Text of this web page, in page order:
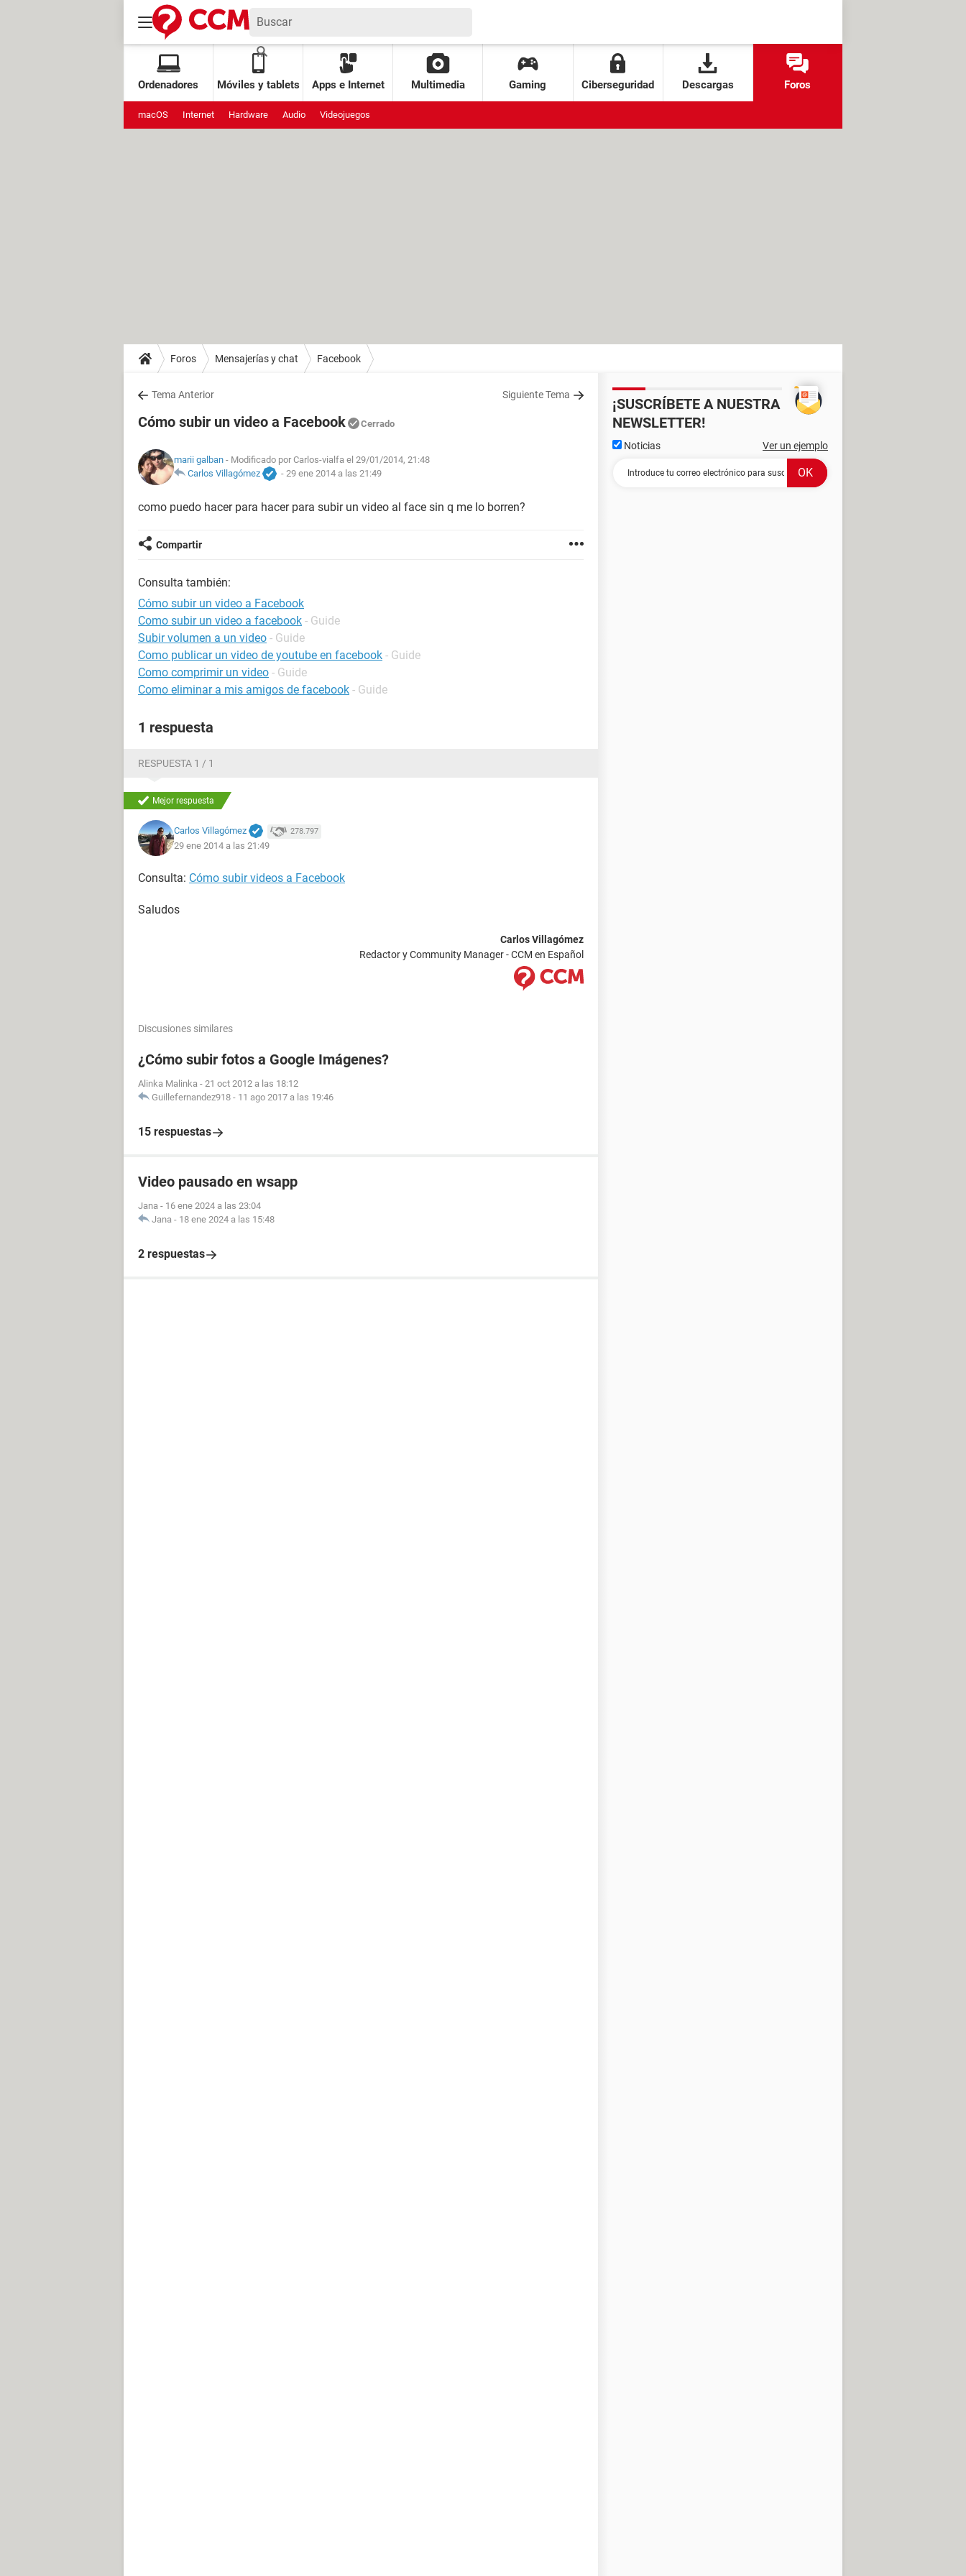
Ordenadores Móviles y tablets Apps e Internet Multimedia Gaming Ciberseguridad Descargas Foros
macOS Internet Hardware Audio Videojuegos
Foros Mensajerías y chat Facebook
Tema Anterior Siguiente Tema
Cómo subir un video a Facebook Cerrado
marii galban - Modificado por Carlos-vialfa el 29/01/2014, 21:48
Carlos Villagómez
- 29 ene 2014 a las 21:49
como puedo hacer para hacer para subir un video al face sin q me lo borren?
Compartir
Consulta también:
Cómo subir un video a Facebook
Como subir un video a facebook - Guide
Subir volumen a un video - Guide
Como publicar un video de youtube en facebook - Guide
Como comprimir un video - Guide
Como eliminar a mis amigos de facebook - Guide
1 respuesta
RESPUESTA 1 / 1
Mejor respuesta
Carlos Villagómez 278.797
29 ene 2014 a las 21:49
Consulta: Cómo subir videos a Facebook
Saludos
Carlos Villagómez
Redactor y Community Manager - CCM en Español
Discusiones similares
¿Cómo subir fotos a Google Imágenes?
Alinka Malinka - 21 oct 2012 a las 18:12
Guillefernandez918 - 11 ago 2017 a las 19:46
15 respuestas
Video pausado en wsapp
Jana - 16 ene 2024 a las 23:04
Jana - 18 ene 2024 a las 15:48
2 respuestas
¡SUSCRÍBETE A NUESTRA
NEWSLETTER!
Noticias Ver un ejemplo